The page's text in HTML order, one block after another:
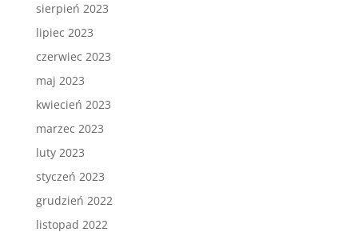
sierpień 2023
lipiec 2023
czerwiec 2023
maj 2023
kwiecień 2023
marzec 2023
luty 2023
styczeń 2023
grudzień 2022
listopad 2022